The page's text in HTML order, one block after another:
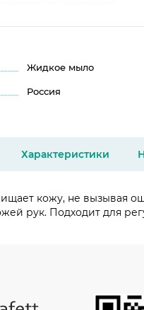
Жидкое мыло
Россия
Характеристики
кожу, не вызывая
рук. Подходит для